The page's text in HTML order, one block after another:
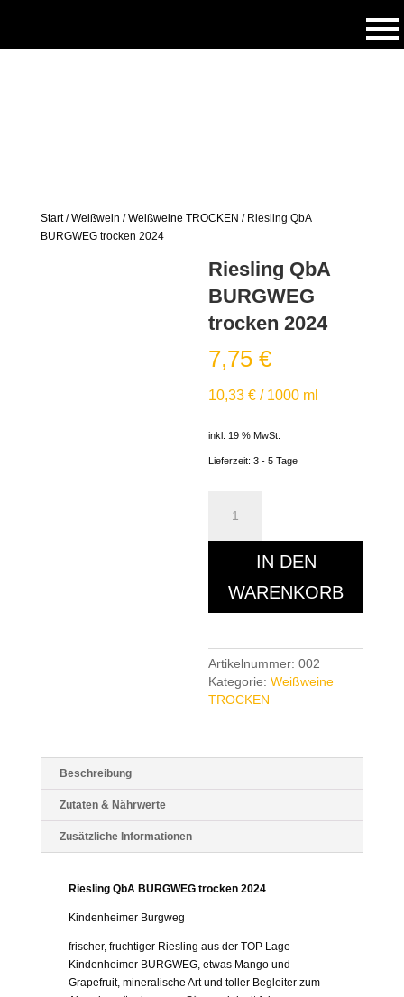
Start/Weißwein /Weißweine TROCKEN / Riesling QbA
BURGWEG trocken 2024
Riesling QbA
BURGWEG
trocken 2024
7,75€
10,33€ / 1000 ml
inkl. 19 % MwSt.
Lieferzeit:3 - 5 Tage
Menge
IN DEN
WARENKORB
Artikelnummer:002
Kategorie:Weißweine
TROCKEN
Beschreibung
Zutaten & Nährwerte
Zusätzliche Informationen
Riesling QbA BURGWEG trocken 2024
Kindenheimer Burgweg
frischer, fruchtiger Riesling aus der TOP Lage
Kindenheimer BURGWEG, etwas Mango und
Grapefruit, mineralische Art und toller Begleiter zum